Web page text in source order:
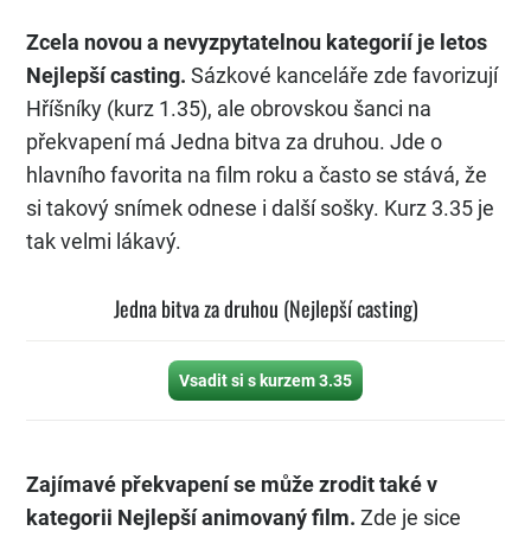
Zcela novou a nevyzpytatelnou kategorií je letos
Nejlepší casting. Sázkové kanceláře zde favorizují
Hříšníky (kurz 1.35), ale obrovskou šanci na
překvapení má Jedna bitva za druhou. Jde o
hlavního favorita na film roku a často se stává, že
si takový snímek odnese i další sošky. Kurz 3.35 je
tak velmi lákavý.
Jedna bitva za druhou (Nejlepší casting)
Vsadit si s kurzem 3.35
Zajímavé překvapení se může zrodit také v
kategorii Nejlepší animovaný film. Zde je sice